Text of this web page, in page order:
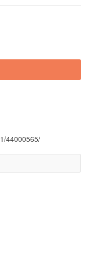
44000565/